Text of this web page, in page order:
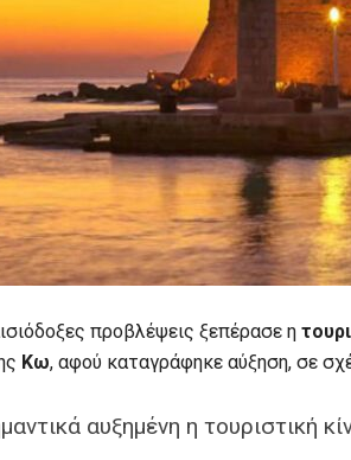
προβλέψεις ξεπέρασε η
Κω, αφού καταγράφηκε αύξηση, σε
αυξημένη η τουριστική